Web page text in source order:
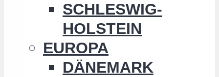
SCHLESWIG-
HOLSTEIN
EUROPA
DÄNEMARK